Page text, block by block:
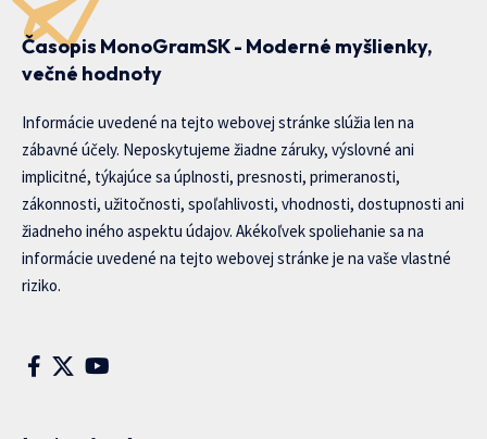
Časopis MonoGramSK - Moderné myšlienky,
večné hodnoty
Informácie uvedené na tejto webovej stránke slúžia len na
zábavné účely. Neposkytujeme žiadne záruky, výslovné ani
implicitné, týkajúce sa úplnosti, presnosti, primeranosti,
zákonnosti, užitočnosti, spoľahlivosti, vhodnosti, dostupnosti ani
žiadneho iného aspektu údajov. Akékoľvek spoliehanie sa na
informácie uvedené na tejto webovej stránke je na vaše vlastné
riziko.